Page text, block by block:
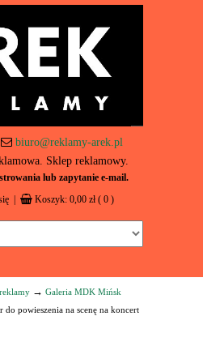
biuro@reklamy-arek.pl
Sklep reklamowy.
lub zapytanie e-mail.
Koszyk: 0,00 zł ( 0 )
→ Galeria MDK Mińsk
do powieszenia na scenę na koncert